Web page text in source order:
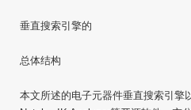
垂直搜索引擎的
总体结构
本文所述的电子元器件垂直搜索引擎